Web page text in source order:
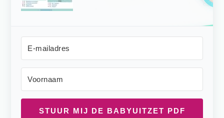
STUUR MIJ DE BABYUITZET PDF